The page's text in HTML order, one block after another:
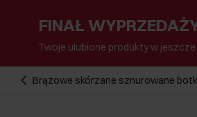
FINAŁ
Twoje ulubione produkty w
Brązowe skórzane sznurowane